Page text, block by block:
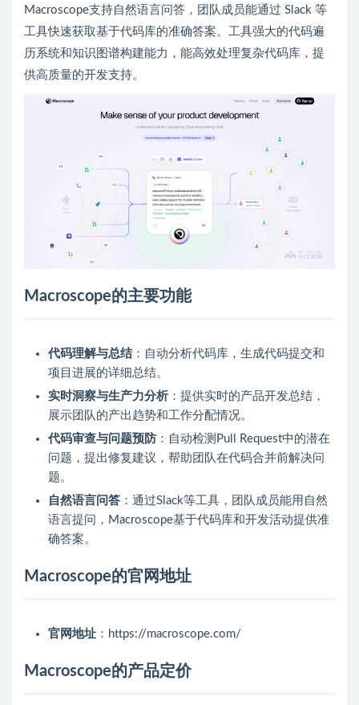
Macroscope支持自然语言问答，团队成员能通过 Slack 等
工具快速获取基于代码库的准确答案。工具强大的代码遍
历系统和知识图谱构建能力，能高效处理复杂代码库，提
供高质量的开发支持。
Macroscope的主要功能
代码理解与总结：自动分析代码库，生成代码提交和
项目进展的详细总结。
实时洞察与生产力分析 ：提供实时的产品开发总结，
展示团队的产出趋势和工作分配情况。
代码审查与问题预防 ：自动检测Pull Request中的潜在
问题，提出修复建议，帮助团队在代码合并前解决问
题。
自然语言问答 ：通过Slack等工具，团队成员能用自然
语言提问，Macroscope基于代码库和开发活动提供准
确答案。
Macroscope的官网地址
官网地址 ：https://macroscope.com/
Macroscope的产品定价